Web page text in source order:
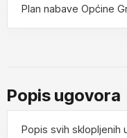
Plan nabave Općine
Popis ugovora
Popis svih sklopljenih